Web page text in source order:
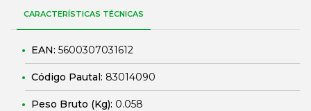
CARACTERÍSTICAS TÉCNICAS
EAN: 5600307031612
Código Pautal: 83014090
Peso Bruto (Kg): 0.058